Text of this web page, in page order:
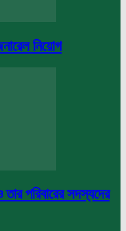
নিয়োগ
পরিবারের সদস্যদের